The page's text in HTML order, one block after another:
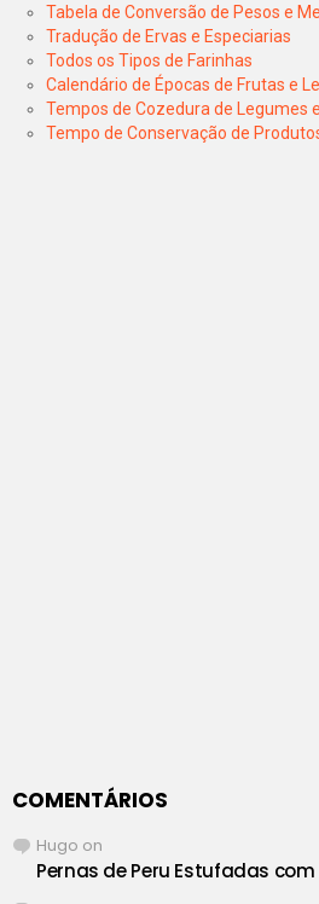
Tabela de Conversão de Pesos e
Tradução de Ervas e Especiarias
Todos os Tipos de Farinhas
Calendário de Épocas de Frutas e
Tempos de Cozedura de Legumes
Tempo de Conservação de
COMENTÁRIOS
Hugo on
Pernas de Peru Estufadas